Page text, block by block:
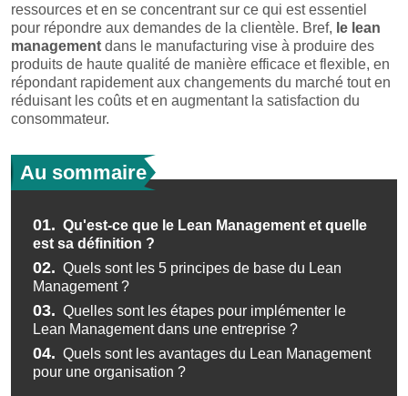
ressources et en se concentrant sur ce qui est essentiel
pour répondre aux demandes de la clientèle. Bref, le lean
management dans le manufacturing vise à produire des
produits de haute qualité de manière efficace et flexible, en
répondant rapidement aux changements du marché tout en
réduisant les coûts et en augmentant la satisfaction du
consommateur.
Au sommaire
01. Qu'est-ce que le Lean Management et quelle
est sa définition ?
02. Quels sont les 5 principes de base du Lean
Management ?
03. Quelles sont les étapes pour implémenter le
Lean Management dans une entreprise ?
04. Quels sont les avantages du Lean Management
pour une organisation ?